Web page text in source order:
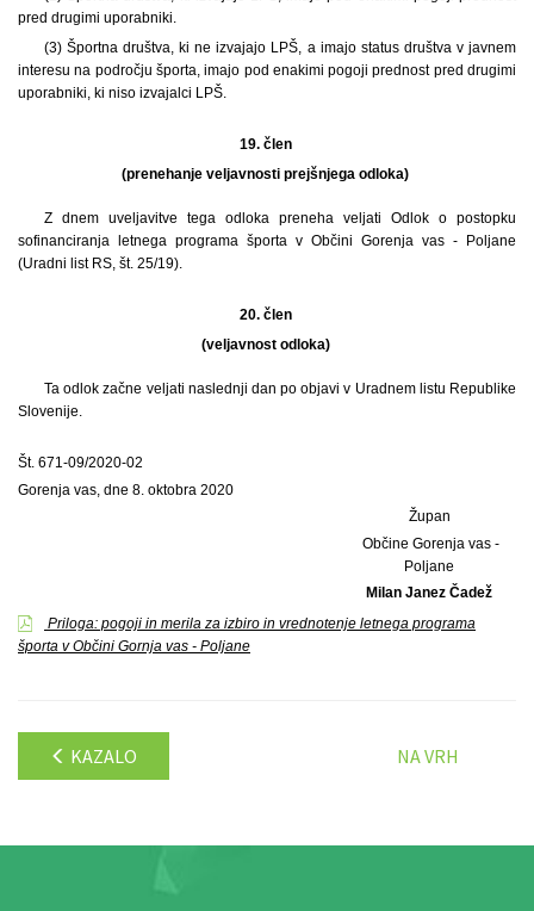
pred drugimi uporabniki.
(3) Športna društva, ki ne izvajajo LPŠ, a imajo status društva v javnem
interesu na področju športa, imajo pod enakimi pogoji prednost pred drugimi
uporabniki, ki niso izvajalci LPŠ.
19. člen
(prenehanje veljavnosti prejšnjega odloka)
Z dnem uveljavitve tega odloka preneha veljati Odlok o postopku
sofinanciranja letnega programa športa v Občini Gorenja vas - Poljane
(Uradni list RS, št. 25/19).
20. člen
(veljavnost odloka)
Ta odlok začne veljati naslednji dan po objavi v Uradnem listu Republike
Slovenije.
Št. 671-09/2020-02
Gorenja vas, dne 8. oktobra 2020
Župan
Občine Gorenja vas -
Poljane
Milan Janez Čadež
Priloga: pogoji in merila za izbiro in vrednotenje letnega programa
športa v Občini Gornja vas - Poljane
KAZALO NA VRH